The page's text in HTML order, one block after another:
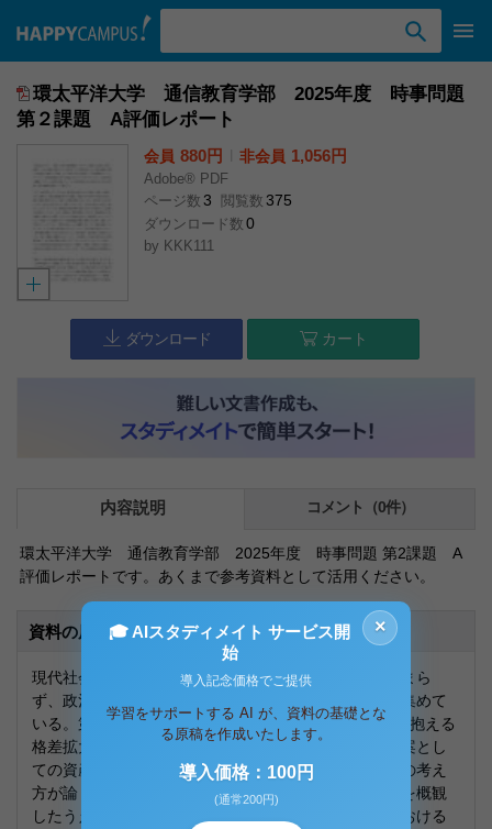
環太平洋大学 通信教育学部 2025年度 時事問題
第２課題 A評価レポート
会員 880円 非会員 1,056円
Adobe® PDF
ページ数 3 閲覧数 375
ダウンロード数 0
by KKK111
ダウンロード カート
内容説明 コメント（0件）
環太平洋大学 通信教育学部 2025年度 時事問題 第2課題 A
評価レポートです。あくまで参考資料として活用ください。
資料の原本内容
現代社会において、「格差」は単なる経済問題にとどまら
ず、政治的・社会的な不安定要因として大きな関心を集めて
いる。第6章「ポスト資本主義」では、資本主義社会が抱える
格差拡大の構造とその弊害、さらに将来に向けた代替案とし
ての資産課税やベーシックインカム、社会的共通資本の考え
方が論じられている。本レポートでは、この章の内容を概観
したうえで、私自身の考察として、ポスト資本主義における
×
🎓 AIスタディメイト サービス開
始
導入記念価格でご提供
学習をサポートする AI が、資料の基礎とな
る原稿を作成いたします。
導入価格：100円
(通常200円)